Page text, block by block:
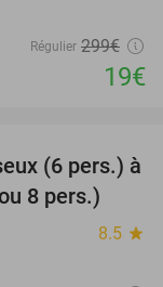
Régulier 299€
19€
91%
(6 pers.) à
8 pers.)
8.5 star